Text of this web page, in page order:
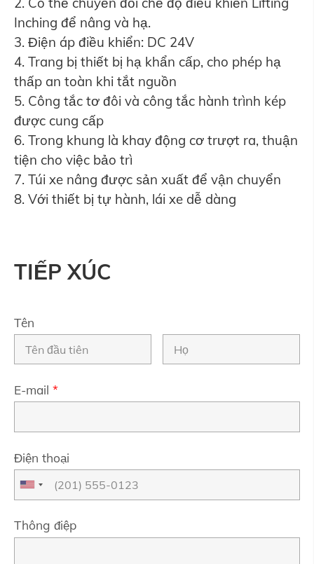
Inching để nâng và hạ.
3. Điện áp điều khiển: DC 24V
4. Trang bị thiết bị hạ khẩn cấp, cho phép hạ
thấp an toàn khi tắt nguồn
5. Công tắc tơ đôi và công tắc hành trình kép
được cung cấp
6. Trong khung là khay động cơ trượt ra, thuận
tiện cho việc bảo trì
7. Túi xe nâng được sản xuất để vận chuyển
8. Với thiết bị tự hành, lái xe dễ dàng
TIẾP XÚC
Tên
E-mail *
Điện thoại
Thông điệp